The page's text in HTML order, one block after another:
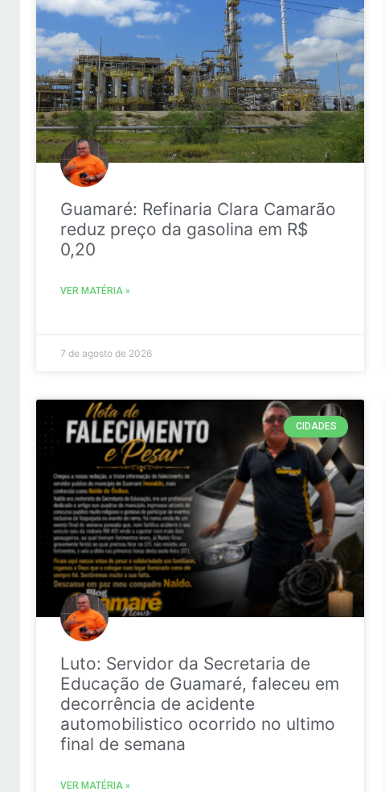
Guamaré: Refinaria Clara Camarão
reduz preço da gasolina em R$
0,20
VER MATÉRIA »
7 de agosto de 2026
CIDADES
Luto: Servidor da Secretaria de
Educação de Guamaré, faleceu em
decorrência de acidente
automobilistico ocorrido no ultimo
final de semana
VER MATÉRIA »